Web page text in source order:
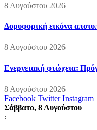
8 Αυγούστου 2026
Δορυφορική εικόνα
8 Αυγούστου 2026
Ενεργειακή φτώχεια:
8 Αυγούστου 2026
Facebook Twitter Instagram
Σάββατο, 8 Αυγούστου
: